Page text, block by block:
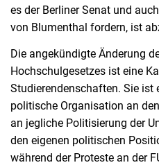
es der Berliner Senat und
von Blumenthal fordern, ist
Die angekündigte Änderung
Hochschulgesetzes ist eine
Studierendenschaften. Sie ist
politische Organisation an
an jegliche Politisierung der
den eigenen politischen
während der Proteste an der